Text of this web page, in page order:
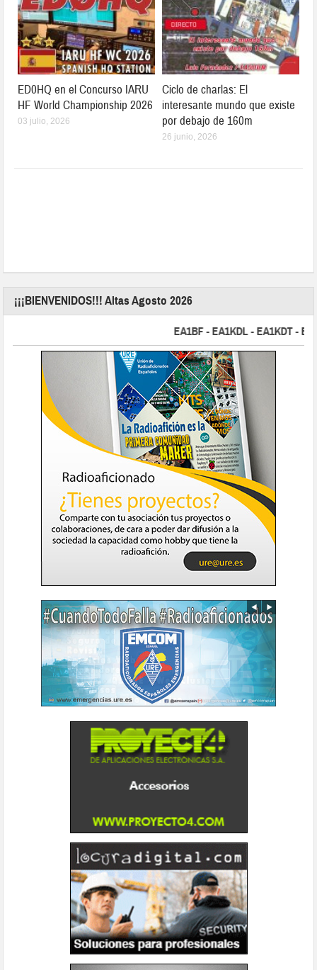
ED0HQ en el Concurso IARU
HF World Championship 2026
03 julio, 2026
Ciclo de charlas: El
interesante mundo que existe
por debajo de 160m
26 junio, 2026
¡¡¡BIENVENIDOS!!! Altas Agosto 2026
EA1BF - EA1KDL - EA1KDT -